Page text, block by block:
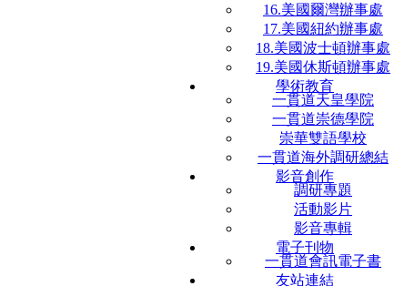
16.美國爾灣辦事處
17.美國紐約辦事處
18.美國波士頓辦事處
19.美國休斯頓辦事處
學術教育
一貫道天皇學院
一貫道崇德學院
崇華雙語學校
一貫道海外調研總結
影音創作
調研專題
活動影片
影音專輯
電子刊物
一貫道會訊電子書
友站連結